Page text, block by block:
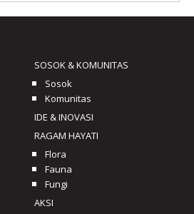
SOSOK & KOMUNITAS
Sosok
Komunitas
IDE & INOVASI
RAGAM HAYATI
Flora
Fauna
Fungi
AKSI